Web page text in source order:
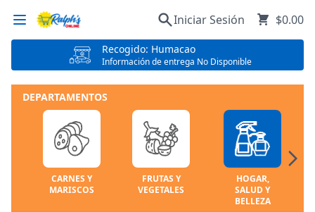
Recogido: Humacao
Información de entrega No Disponible
Iniciar Sesión $0.00
DEPARTAMENTOS
CARNES Y
MARISCOS
FRUTAS Y
VEGETALES
HOGAR,
SALUD Y
BELLEZA